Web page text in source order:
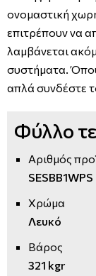
ονομαστική
επιτρέπουν να
λαμβάνεται
συστήματα.
απλά συνδέστε
Φύλλο
Αριθμός
SESBB1WPS
Χρώμα
Λευκό
Βάρος
321 kgr